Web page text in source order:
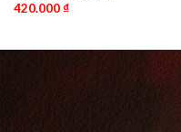
420.000₫